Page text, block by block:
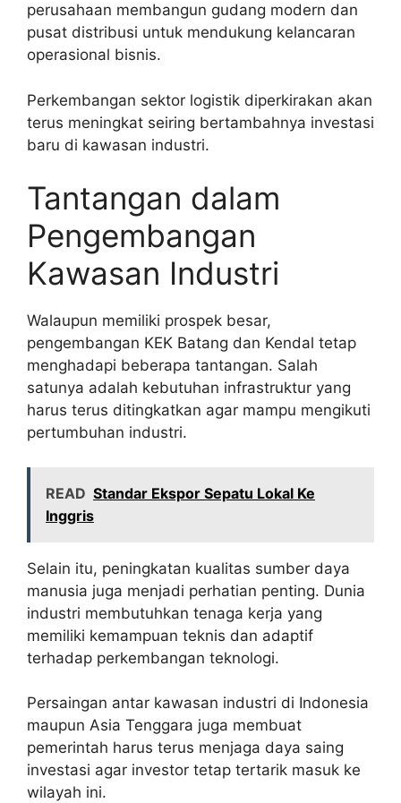
perusahaan membangun gudang modern dan
pusat distribusi untuk mendukung kelancaran
operasional bisnis.
Perkembangan sektor logistik diperkirakan akan
terus meningkat seiring bertambahnya investasi
baru di kawasan industri.
Tantangan dalam
Pengembangan
Kawasan Industri
Walaupun memiliki prospek besar,
pengembangan KEK Batang dan Kendal tetap
menghadapi beberapa tantangan. Salah
satunya adalah kebutuhan infrastruktur yang
harus terus ditingkatkan agar mampu mengikuti
pertumbuhan industri.
READ Standar Ekspor Sepatu Lokal Ke
Inggris
Selain itu, peningkatan kualitas sumber daya
manusia juga menjadi perhatian penting. Dunia
industri membutuhkan tenaga kerja yang
memiliki kemampuan teknis dan adaptif
terhadap perkembangan teknologi.
Persaingan antar kawasan industri di Indonesia
maupun Asia Tenggara juga membuat
pemerintah harus terus menjaga daya saing
investasi agar investor tetap tertarik masuk ke
wilayah ini.